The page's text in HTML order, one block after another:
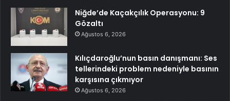
Niğde’de Kaçakçılık Operasyonu: 9
Gözaltı
Ağustos 6, 2026
Kılıçdaroğlu’nun basın danışmanı: Ses
tellerindeki problem nedeniyle basının
karşısına çıkmıyor
Ağustos 6, 2026